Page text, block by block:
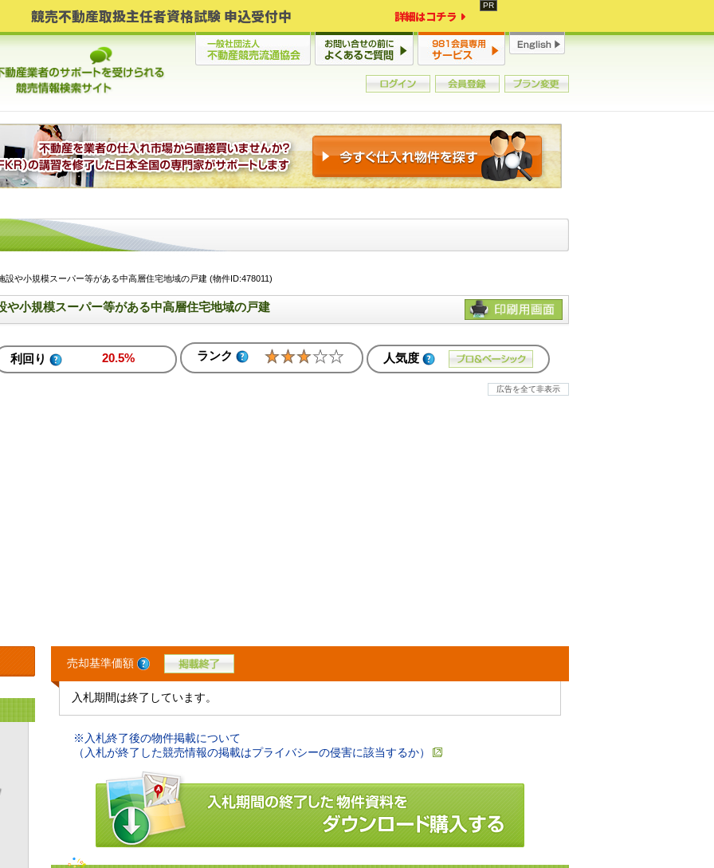
競売不動産取扱主任者資格試験 申込受付中 詳細はコチラ
や小規模スーパー等がある中高層住宅地域の戸建 (物件ID:478011)
や小規模スーパー等がある中高層住宅地域の戸建
利回り 20.5% ランク 人気度
広告を全て非表示
売却基準価額
入札期間は終了しています。
※入札終了後の物件掲載について
（入札が終了した競売情報の掲載はプライバシーの侵害に該当するか）